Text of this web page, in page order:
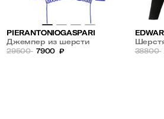
PIERANTONIOGASPARI
Джемпер из шерсти
29500 7900 ₽ 38800